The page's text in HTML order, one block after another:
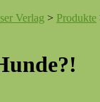
Verlag > Produkte